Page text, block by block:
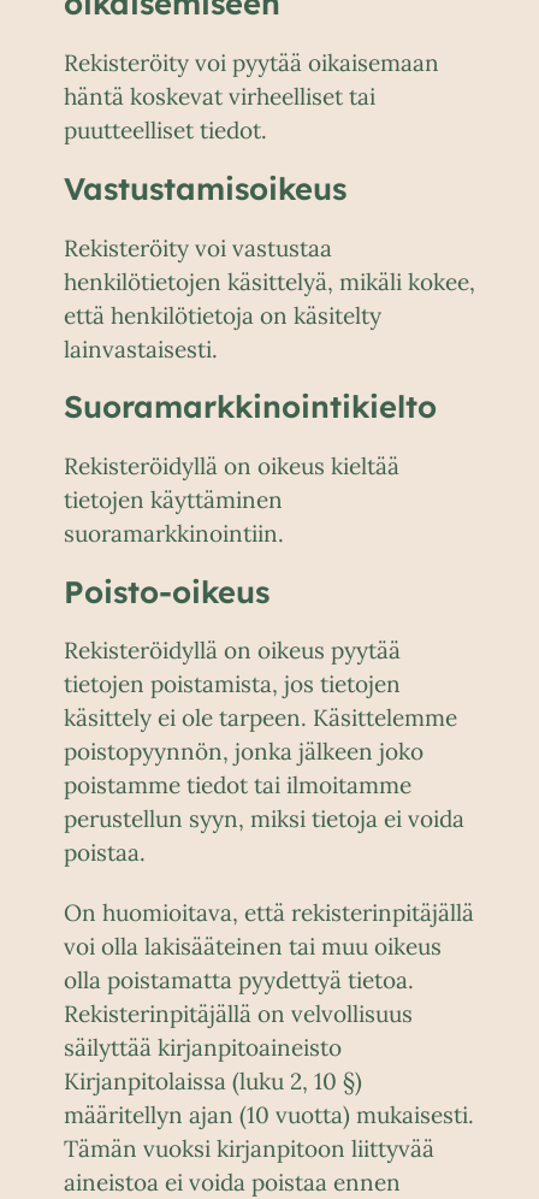
Rekisteröity voi pyytää oikaisemaan
häntä koskevat virheelliset tai
puutteelliset tiedot.
Vastustamisoikeus
Rekisteröity voi vastustaa
henkilötietojen käsittelyä, mikäli kokee,
että henkilötietoja on käsitelty
lainvastaisesti.
Suoramarkkinointikielto
Rekisteröidyllä on oikeus kieltää
tietojen käyttäminen
suoramarkkinointiin.
Poisto-oikeus
Rekisteröidyllä on oikeus pyytää
tietojen poistamista, jos tietojen
käsittely ei ole tarpeen. Käsittelemme
poistopyynnön, jonka jälkeen joko
poistamme tiedot tai ilmoitamme
perustellun syyn, miksi tietoja ei voida
poistaa.
On huomioitava, että rekisterinpitäjällä
voi olla lakisääteinen tai muu oikeus
olla poistamatta pyydettyä tietoa.
Rekisterinpitäjällä on velvollisuus
säilyttää kirjanpitoaineisto
Kirjanpitolaissa (luku 2, 10 §)
määritellyn ajan (10 vuotta) mukaisesti.
Tämän vuoksi kirjanpitoon liittyvää
aineistoa ei voida poistaa ennen